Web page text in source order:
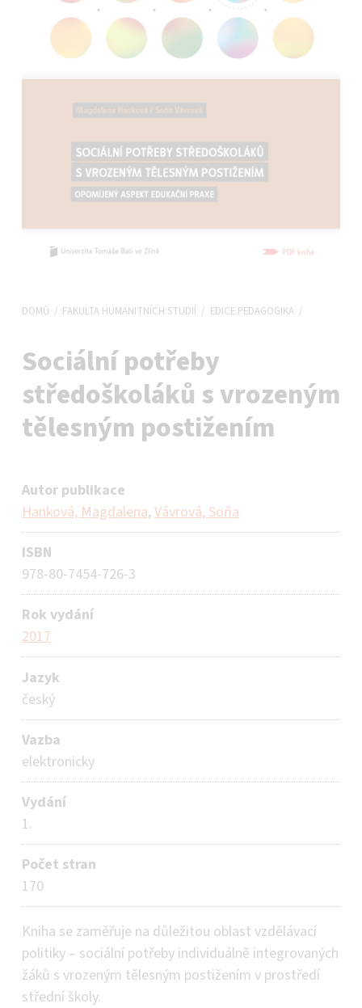
DOMŮ / FAKULTA HUMANITNÍCH STUDIÍ / EDICE PEDAGOGIKA /
Sociální potřeby
středoškoláků s vrozeným
tělesným postižením
Autor publikace
Hanková, Magdalena, Vávrová, Soňa
ISBN
978-80-7454-726-3
Rok vydání
2017
Jazyk
český
Vazba
elektronicky
Vydání
1.
Počet stran
170
Kniha se zaměřuje na důležitou oblast vzdělávací
politiky – sociální potřeby individuálně integrovaných
žáků s vrozeným tělesným postižením v prostředí
střední školy.